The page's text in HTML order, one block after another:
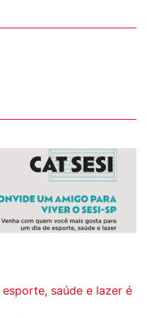
saúde e lazer é